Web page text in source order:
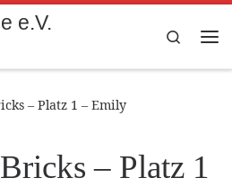
e.V.
Search
– Platz 1 – Emily
– Platz 1